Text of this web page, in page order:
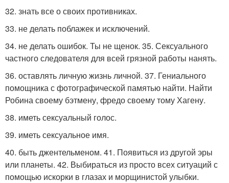
32. знать все о своих противниках.
33. не делать поблажек и исключений.
34. не делать ошибок. Ты не щенок. 35. Сексуального
частного следователя для всей грязной работы нанять.
36. оставлять личную жизнь личной. 37. Гениального
помощника с фотографической памятью найти. Найти
Робина своему бэтмену, фредо своему тому Хагену.
38. иметь сексуальный голос.
39. иметь сексуальное имя.
40. быть джентельменом. 41. Появиться из другой эры
или планеты. 42. Выбираться из просто всех ситуаций с
помощью искорки в глазах и морщинистой улыбки.